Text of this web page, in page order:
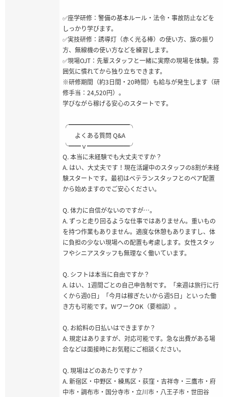
✅座学研修：警備の基本ルール・法令・事故防止などを
しっかり学びます。
✅実技研修：誘導灯（赤く光る棒）の使い方、旗の振り
方、無線機の使い方などを練習します。
✅現場OJT：先輩スタッフと一緒に実際の現場を体験。雰
囲気に慣れてから独り立ちできます。
※研修期間（約3日間・20時間）も給与が発生します（研
修手当：24,520円）。
学びながら稼げる安心のスタートです。
╭━━━━━━━━━━╮
よくある質問 Q&A
╰━━ｖ━━━━━━━╯
Q. 本当に未経験でも大丈夫ですか？
A. はい、大丈夫です！現在活躍中のスタッフの8割が未経
験スタートです。最初はベテランスタッフとのペア配置
から始めますのでご安心ください。
Q. 体力に自信がないのですが…。
A. ずっと走り回るような仕事ではありません。重いもの
を持つ作業もありません。適度な休憩もありますし、体
に負担の少ない現場への配置も考慮します。女性スタッ
フやシニアスタッフも無理なく働いています。
Q. シフトは本当に自由ですか？
A. はい、1週間ごとの自己申告制です。「来週は旅行に行
くから週0日」「今月は稼ぎたいから週5日」といった働
き方も可能です。WワークOK（要相談）。
Q. お給料の日払いはできますか？
A. 規定はありますが、対応可能です。急な出費がある場
合などは面接時にお気軽にご相談ください。
Q. 現場はどのあたりですか？
A. 新宿区・中野区・練馬区・荻窪・吉祥寺・三鷹市・府
中市・調布市・国分寺市・立川市・八王子市・世田谷